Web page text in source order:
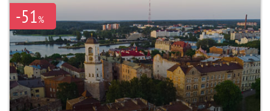
-51%